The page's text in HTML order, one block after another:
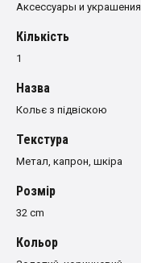
Аксессуары и украшения
Кількість
1
Назва
Кольє з підвіскою
Текстура
Метал, капрон, шкіра
Розмiр
32 cm
Кольор